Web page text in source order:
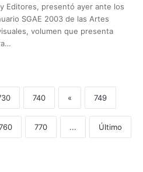
Editores, presentó ayer ante los
SGAE 2003 de las Artes
volumen que presenta
740 « 749
770 ... Último